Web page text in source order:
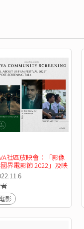
社區放映會：「影像
界電影節 2022」及映
談
影